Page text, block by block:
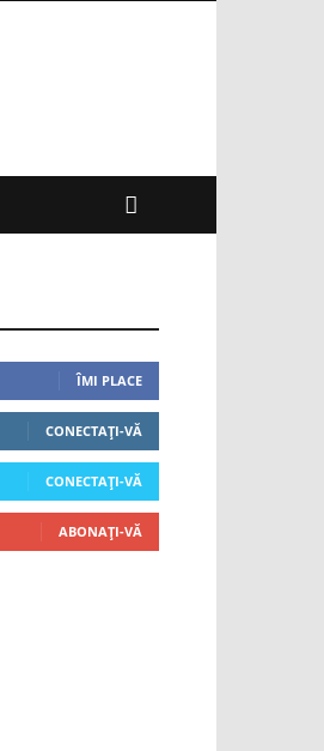
ÎMI PLACE
CONECTAȚI-VĂ
CONECTAȚI-VĂ
ABONAȚI-VĂ